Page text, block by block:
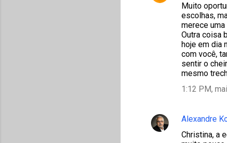
Muito
escolhas,
merece
Outra coisa
hoje em dia
com você,
sentir o
mesmo
1:12 PM,
Alexandre
Christina, a